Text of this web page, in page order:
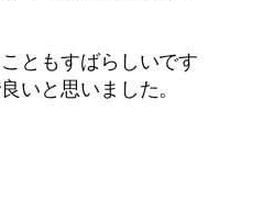
ともすばらしいです
いと思いました。